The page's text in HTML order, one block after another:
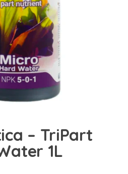
– TriPart
1L